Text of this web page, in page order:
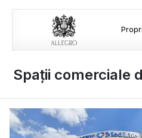
Spații comerciale